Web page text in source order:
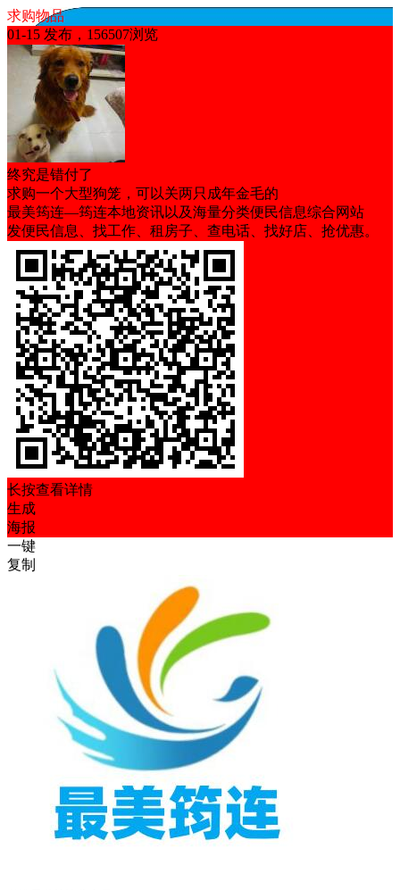
求购物品
01-15 发布，156507浏览
终究是错付了
求购一个大型狗笼，可以关两只成年金毛的
最美筠连—筠连本地资讯以及海量分类便民信息综合网站
发便民信息、找工作、租房子、查电话、找好店、抢优惠。
长按查看详情
生成
海报
一键
复制